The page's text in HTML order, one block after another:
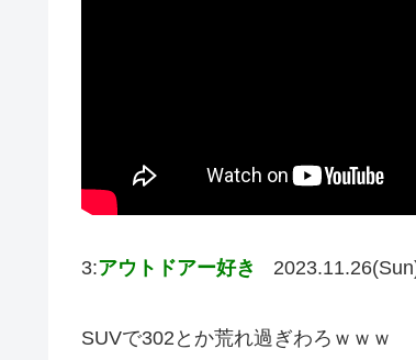
3:アウトドアー好き
SUVで302とか荒れ過ぎわろｗｗｗ